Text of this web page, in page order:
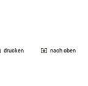
drucken nach oben